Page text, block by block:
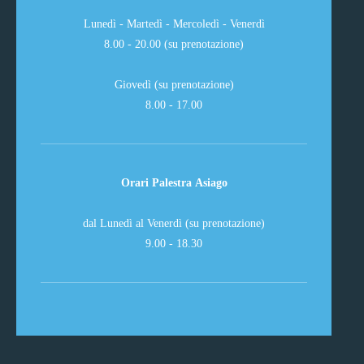
Lunedì - Martedì - Mercoledì - Venerdì
8.00 - 20.00 (su prenotazione)
Giovedì (su prenotazione)
8.00 - 17.00
Orari Palestra Asiago
dal Lunedì al Venerdì (su prenotazione)
9.00 - 18.30